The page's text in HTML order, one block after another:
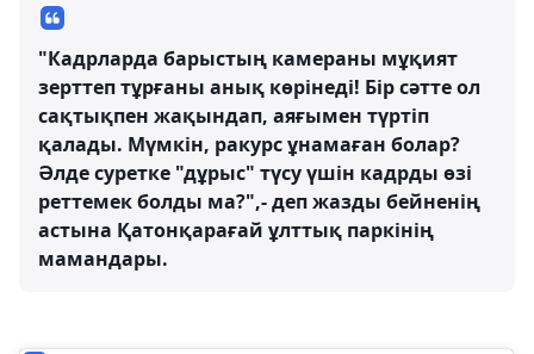
"Кадрларда барыстың камераны мұқият
зерттеп тұрғаны анық көрінеді! Бір сәтте ол
сақтықпен жақындап, аяғымен түртіп
қалады. Мүмкін, ракурс ұнамаған болар?
Әлде суретке "дұрыс" түсу үшін кадрды өзі
реттемек болды ма?",- деп жазды бейненің
астына Қатонқарағай ұлттық паркінің
мамандары.